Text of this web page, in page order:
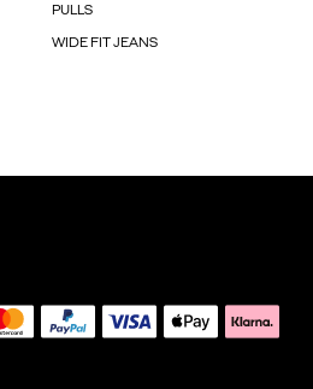
PULLS
WIDE FIT JEANS